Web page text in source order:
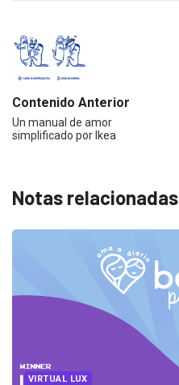
Contenido Anterior
Un manual de amor
simplificado por Ikea
Notas relacionadas